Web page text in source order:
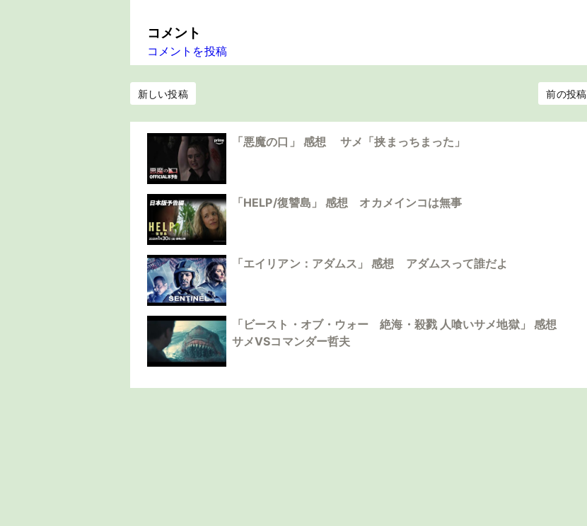
コメント
コメントを投稿
新しい投稿 前の投稿
「悪魔の口」 感想 サメ「挟まっちまった」
「HELP/復讐島」 感想 オカメインコは無事
「エイリアン：アダムス」 感想 アダムスって誰だよ
「ビースト・オブ・ウォー 絶海・殺戮 人喰いサメ地獄」 感想
サメVSコマンダー哲夫